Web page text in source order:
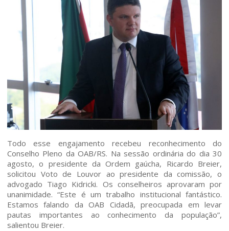
Todo esse engajamento recebeu reconhecimento do
Conselho Pleno da OAB/RS. Na sessão ordinária do dia 30
agosto, o presidente da Ordem gaúcha, Ricardo Breier,
solicitou Voto de Louvor ao presidente da comissão, o
advogado Tiago Kidricki. Os conselheiros aprovaram por
unanimidade. “Este é um trabalho institucional fantástico.
Estamos falando da OAB Cidadã, preocupada em levar
pautas importantes ao conhecimento da população”,
salientou Breier.